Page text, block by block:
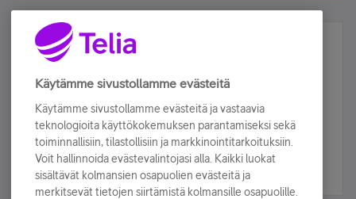
Älä jää paitsi – osallistu ja voita!
Tilaa Telian uutiskirje ja olet mukana arvonnassa.
sähköpostiisi.
Tilaa nyt
Käytämme sivustollamme evästeitä
Käytämme sivustollamme evästeitä ja vastaavia
teknologioita käyttökokemuksen parantamiseksi sekä
toiminnallisiin, tilastollisiin ja markkinointitarkoituksiin.
Voit hallinnoida evästevalintojasi alla. Kaikki luokat
sisältävät kolmansien osapuolien evästeitä ja
merkitsevät tietojen siirtämistä kolmansille osapuolille.